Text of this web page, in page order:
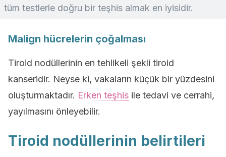
tüm testlerle doğru bir teşhis almak en iyisidir.
Malign hücrelerin çoğalması
Tiroid nodüllerinin en tehlikeli şekli tiroid
kanseridir. Neyse ki, vakaların küçük bir yüzdesini
oluşturmaktadır. Erken teşhis ile tedavi ve cerrahi,
yayılmasını önleyebilir.
Tiroid nodüllerinin belirtileri